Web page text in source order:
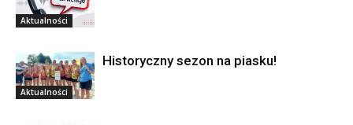
Aktualności
Aktualności
Historyczny sezon na piasku!